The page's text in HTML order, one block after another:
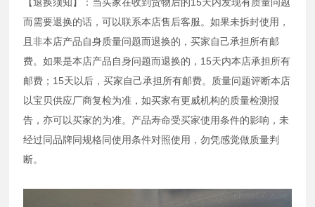
而需要退换的话，可以联系本店售后客服。如果未拆封使用，
且非本店产品自身质量问题而退换的，买家自己承担所有邮
费。如果是本店产品自身问题而退换的，15天内本店承担所有
邮费；15天以后，买家自己承担所有邮费。质量问题评断本店
以宝贝供应厂商复检为准，如买家有更威机构的质量检测报
告，亦可以买家的为准。产品寿命受买家使用条件的影响，未
经过同品牌同规格同使用条件对照使用，勿凭感觉做质量判
断。